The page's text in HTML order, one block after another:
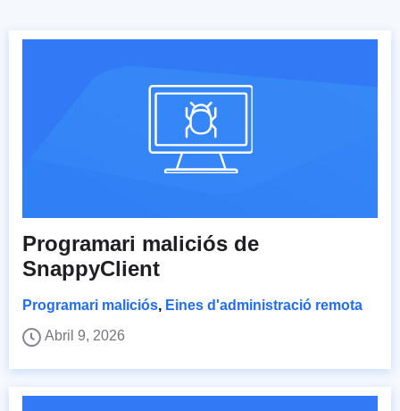
Programari maliciós de
SnappyClient
Programari maliciós, Eines d'administració remota
Abril 9, 2026